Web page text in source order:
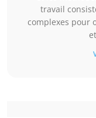
travail
complexes pour